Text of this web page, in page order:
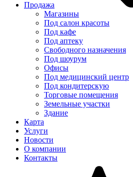
Продажа
Магазины
Под салон красоты
Под кафе
Под аптеку
Свободного назначения
Под шоурум
Офисы
Под медицинский центр
Под кондитерскую
Торговые помещения
Земельные участки
Здание
Карта
Услуги
Новости
О компании
Контакты